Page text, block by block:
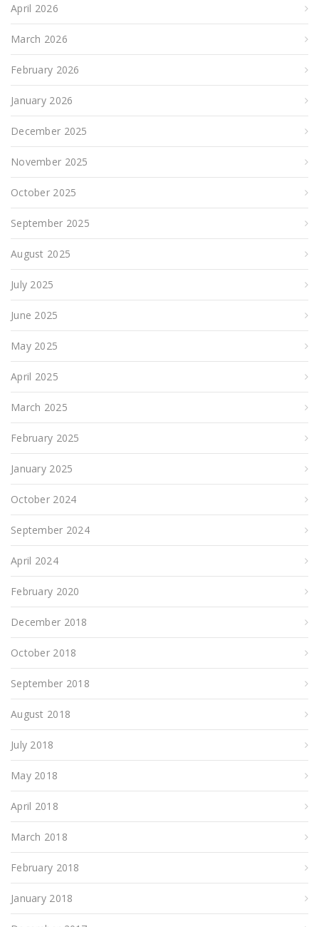
April 2026
March 2026
February 2026
January 2026
December 2025
November 2025
October 2025
September 2025
August 2025
July 2025
June 2025
May 2025
April 2025
March 2025
February 2025
January 2025
October 2024
September 2024
April 2024
February 2020
December 2018
October 2018
September 2018
August 2018
July 2018
May 2018
April 2018
March 2018
February 2018
January 2018